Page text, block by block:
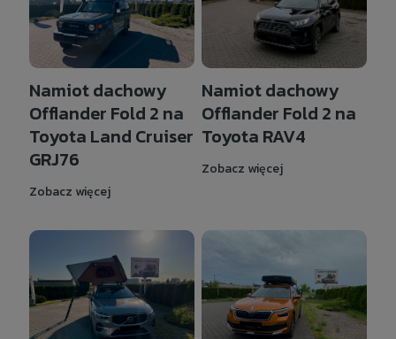
Namiot dachowy
Offlander Fold 2 na
Toyota Land Cruiser
GRJ76
Zobacz więcej
Namiot dachowy
Offlander Fold 2 na
Toyota RAV4
Zobacz więcej